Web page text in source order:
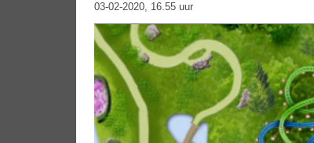
03-02-2020, 16.55 uur